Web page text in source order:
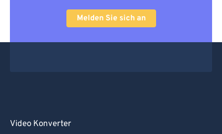
Melden Sie sich an
Video Konverter